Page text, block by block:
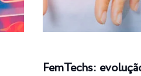
FemTechs: